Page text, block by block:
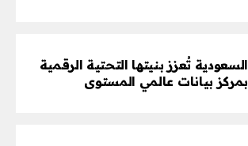
السعودية تُعزز بنيتها التحتية الرقمية
بمركز بيانات عالمي المستوى